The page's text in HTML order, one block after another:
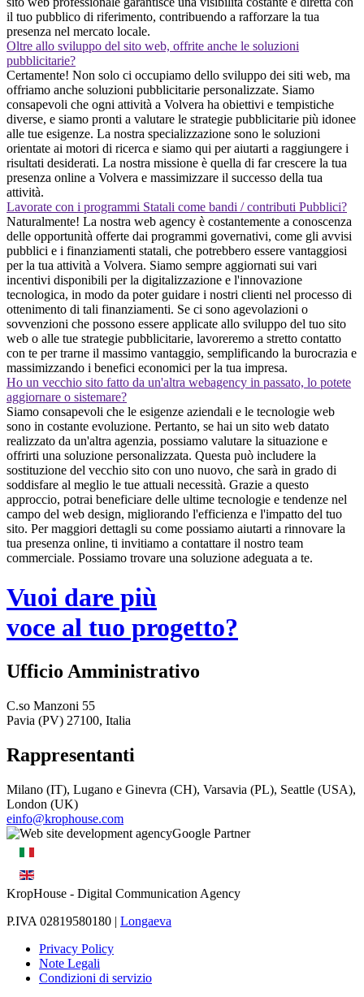
il tuo pubblico di riferimento, contribuendo a rafforzare la tua
presenza nel mercato locale.
Oltre allo sviluppo del sito web, offrite anche le soluzioni
pubblicitarie?
Certamente! Non solo ci occupiamo dello sviluppo dei siti web, ma
offriamo anche soluzioni pubblicitarie personalizzate. Siamo
consapevoli che ogni attività a Volvera ha obiettivi e tempistiche
diverse, e siamo pronti a valutare le strategie pubblicitarie più idonee
alle tue esigenze. La nostra specializzazione sono le soluzioni
orientate ai motori di ricerca e siamo qui per aiutarti a raggiungere i
risultati desiderati. La nostra missione è quella di far crescere la tua
presenza online a Volvera e massimizzare il successo della tua
attività.
Lavorate con i programmi Statali come bandi / contributi Pubblici?
Naturalmente! La nostra web agency è costantemente a conoscenza
delle opportunità offerte dai programmi governativi, come gli avvisi
pubblici e i finanziamenti statali, che potrebbero essere vantaggiosi
per la tua attività a Volvera. Siamo sempre aggiornati sui vari
incentivi disponibili per la digitalizzazione e l'innovazione
tecnologica, in modo da poter guidare i nostri clienti nel processo di
ottenimento di tali finanziamenti. Se ci sono agevolazioni o
sovvenzioni che possono essere applicate allo sviluppo del tuo sito
web o alle tue strategie pubblicitarie, lavoreremo a stretto contatto
con te per trarne il massimo vantaggio, semplificando la burocrazia e
massimizzando i benefici economici per la tua impresa.
Ho un vecchio sito fatto da un'altra webagency in passato, lo potete
aggiornare o sistemare?
Siamo consapevoli che le esigenze aziendali e le tecnologie web
sono in costante evoluzione. Pertanto, se hai un sito web datato
realizzato da un'altra agenzia, possiamo valutare la situazione e
offrirti una soluzione personalizzata. Questa può includere la
sostituzione del vecchio sito con uno nuovo, che sarà in grado di
soddisfare al meglio le tue attuali necessità. Grazie a questo
approccio, potrai beneficiare delle ultime tecnologie e tendenze nel
campo del web design, migliorando l'efficienza e l'impatto del tuo
sito. Per maggiori dettagli su come possiamo aiutarti a rinnovare la
tua presenza online, ti invitiamo a contattare il nostro team
commerciale. Possiamo trovare una soluzione adeguata a te.
Vuoi dare più
voce al tuo progetto?
Ufficio Amministrativo
C.so Manzoni 55
Pavia (PV) 27100, Italia
Rappresentanti
Milano (IT), Lugano e Ginevra (CH), Varsavia (PL), Seattle (USA),
London (UK)
einfo@krophouse.com
KropHouse - Digital Communication Agency
P.IVA 02819580180 | Longaeva
Privacy Policy
Note Legali
Condizioni di servizio